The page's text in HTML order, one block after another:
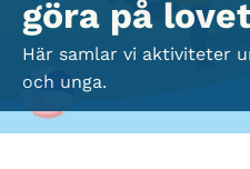
göra på
Här samlar vi aktiviteter
och unga.